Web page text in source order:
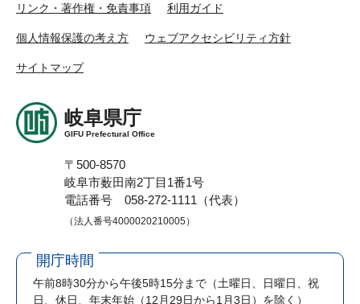
リンク・著作権・免責事項 利用ガイド
個人情報保護の考え方 ウェブアクセシビリティ方針
サイトマップ
岐阜県庁
GIFU Prefectural Office
〒500-8570
岐阜市薮田南2丁目1番1号
電話番号 058-272-1111（代表）
（法人番号4000020210005）
開庁時間
午前8時30分から午後5時15分まで （土曜日、日曜日、祝
日、休日、年末年始（12月29日から1月3日）を除く）